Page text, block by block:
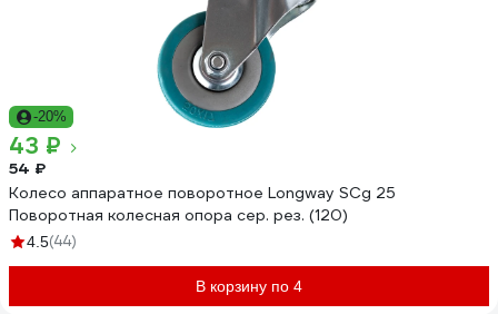
-20%
43 ₽
54 ₽
Колесо аппаратное поворотное Longway SCg 25
Поворотная колесная опора сер. рез. (120)
4.5(44)
В корзину по 4